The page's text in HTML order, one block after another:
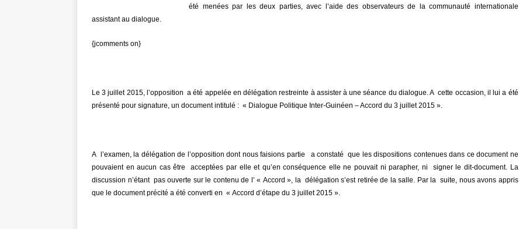
été menées par les deux parties, avec l’aide des observateurs de la communauté internationale
assistant au dialogue.
{jcomments on}
Le 3 juillet 2015, l’opposition a été appelée en délégation restreinte à assister à une séance du dialogue. A cette occasion, il lui a été
présenté pour signature, un document intitulé : « Dialogue Politique Inter-Guinéen – Accord du 3 juillet 2015 ».
A l’examen, la délégation de l’opposition dont nous faisions partie a constaté que les dispositions contenues dans ce document ne
pouvaient en aucun cas être acceptées par elle et qu’en conséquence elle ne pouvait ni parapher, ni signer le dit-document. La
discussion n’étant pas ouverte sur le contenu de l’ « Accord », la délégation s’est retirée de la salle. Par la suite, nous avons appris
que le document précité a été converti en « Accord d’étape du 3 juillet 2015 ».